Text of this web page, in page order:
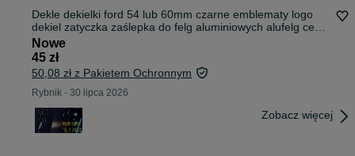
Dekle dekielki ford 54 lub 60mm czarne emblematy logo
dekiel zatyczka zaślepka do felg aluminiowych alufelg cena
za 4szt
Nowe
45 zł
50,08 zł z Pakietem Ochronnym
Rybnik - 30 lipca 2026
Zobacz więcej